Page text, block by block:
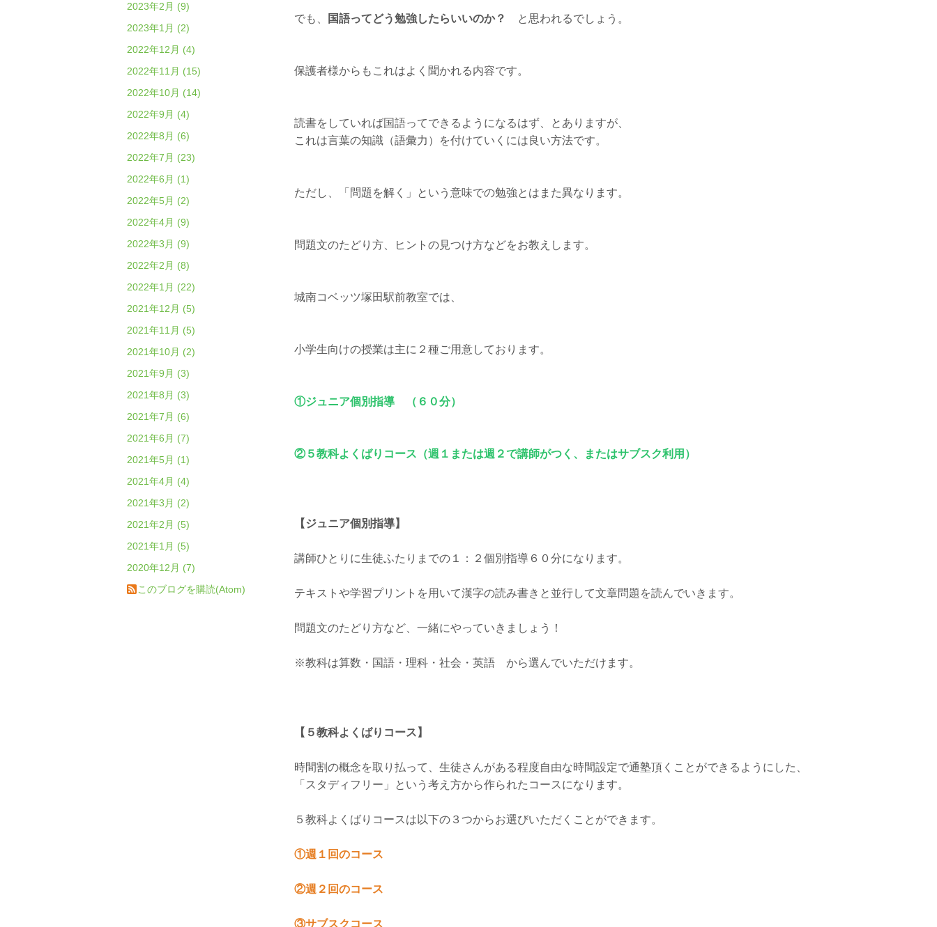
でも、 国語ってどう勉強したらいいのか？ と思われるでしょう。
保護者様からもこれはよく聞かれる内容です。
読書をしていれば国語ってできるようになるはず、とありますが、
これは言葉の知識（語彙力）を付けていくには良い方法です。
ただし、「問題を解く」という意味での勉強とはまた異なります。
問題文のたどり方、ヒントの見つけ方などをお教えします。
城南コベッツ塚田駅前教室では、
小学生向けの授業は主に２種ご用意しております。
①ジュニア個別指導 （６０分）
②５教科よくばりコース（週１または週２で講師がつく、またはサブスク利用）
【ジュニア個別指導】
講師ひとりに生徒ふたりまでの１：２個別指導６０分になります。
テキストや学習プリントを用いて漢字の読み書きと並行して文章問題を読んでいきます。
問題文のたどり方など、一緒にやっていきましょう！
※教科は算数・国語・理科・社会・英語 から選んでいただけます。
【５教科よくばりコース】
時間割の概念を取り払って、生徒さんがある程度自由な時間設定で通塾頂くことができるようにした、
「スタディフリー」という考え方から作られたコースになります。
５教科よくばりコースは以下の３つからお選びいただくことができます。
①週１回のコース
②週２回のコース
③サブスクコース
2023年2月 (9)
2023年1月 (2)
2022年12月 (4)
2022年11月 (15)
2022年10月 (14)
2022年9月 (4)
2022年8月 (6)
2022年7月 (23)
2022年6月 (1)
2022年5月 (2)
2022年4月 (9)
2022年3月 (9)
2022年2月 (8)
2022年1月 (22)
2021年12月 (5)
2021年11月 (5)
2021年10月 (2)
2021年9月 (3)
2021年8月 (3)
2021年7月 (6)
2021年6月 (7)
2021年5月 (1)
2021年4月 (4)
2021年3月 (2)
2021年2月 (5)
2021年1月 (5)
2020年12月 (7)
このブログを購読(Atom)